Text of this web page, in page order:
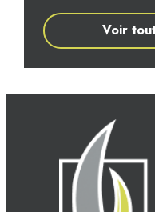
Voir